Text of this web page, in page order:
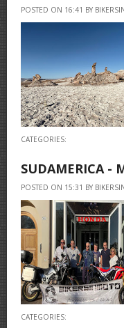
POSTED ON 16:41 BY
CATEGORIES:
SUDAMERICA -
POSTED ON 15:31 BY
CATEGORIES: